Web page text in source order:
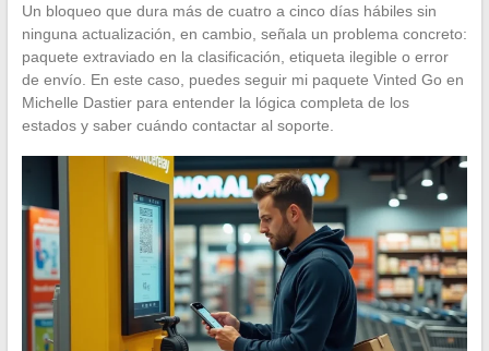
Un bloqueo que dura más de cuatro a cinco días hábiles sin
ninguna actualización, en cambio, señala un problema concreto:
paquete extraviado en la clasificación, etiqueta ilegible o error
de envío. En este caso, puedes seguir mi paquete Vinted Go en
Michelle Dastier para entender la lógica completa de los
estados y saber cuándo contactar al soporte.